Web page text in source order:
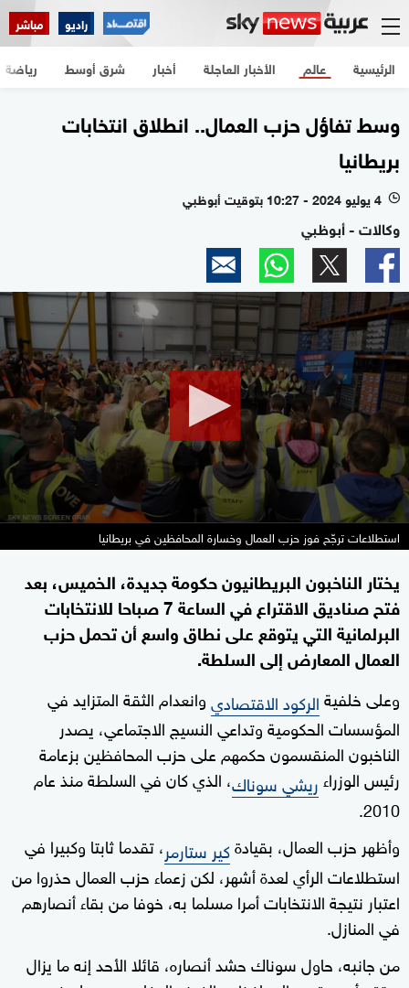
راديو مباشر
الرئيسية الأخبار العاجلة أخبار شرق أوسط عالم رياضة
وسط تفاؤل حزب العمال.. انطلاق انتخابات
بريطانيا
l 4 يوليو 2024 - 10:27 بتوقيت أبوظبي
وكالات - أبوظبي
0
seconds
of
2
minutes,
4
seconds
استطلاعات ترجّح فوز حزب العمال وخسارة المحافظين في بريطانيا
يختار الناخبون البريطانيون حكومة جديدة، الخميس، بعد
فتح صناديق الاقتراع في الساعة 7 صباحا للانتخابات
البرلمانية التي يتوقع على نطاق واسع أن تحمل حزب
العمال المعارض إلى السلطة.
وعلى خلفيةالركود الاقتصاديوانعدام الثقة المتزايد في
المؤسسات الحكومية وتداعي النسيج الاجتماعي، يصدر
الناخبون المنقسمون حكمهم على حزب المحافظين بزعامة
رئيس الوزراء ريشي سوناك، الذي كان في السلطة منذ عام
2010.
وأظهر حزب العمال، بقيادةكير ستارمر، تقدما ثابتا وكبيرا في
استطلاعات الرأي لعدة أشهر، لكن زعماء حزب العمال حذروا من
اعتبار نتيجة الانتخابات أمرا مسلما به، خوفا من بقاء أنصارهم
في المنازل.
من جانبه، حاول سوناك حشد أنصاره، قائلا الأحد إنه ما يزال